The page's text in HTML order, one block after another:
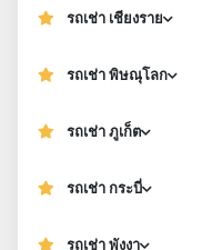
รถเช่า เชียงราย
รถเช่า พิษณุโลก
รถเช่า ภูเก็ต
รถเช่า กระบี่
รถเช่า พังงา